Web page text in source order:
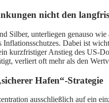
nicht den
Silber, unterliegen genauso
Inflationsschutzes. Dabei ist
kurzfristiger Anstieg des US-
verliert oft mehr als den
Hafen“-Strategie
ausschließlich auf ein